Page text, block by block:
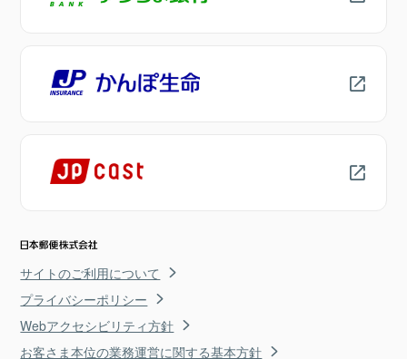
サイトのご利用について
プライバシーポリシー
Webアクセシビリティ方針
お客さま本位の業務運営に関する基本方針